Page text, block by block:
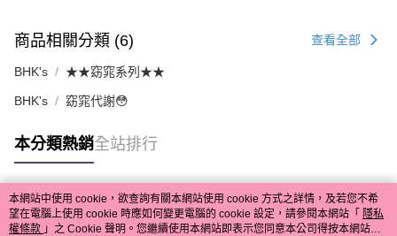
商品相關分類 (6) 查看全部
BHK's ★★窈窕系列★★
BHK's 窈窕代謝😳
本分類熱銷全站排行
熱門標籤
本網站中使用 cookie，欲查詢有關本網站使用 cookie 方式之詳情，及若您不希
望在電腦上使用 cookie 時應如何變更電腦的 cookie 設定，請參閱本網站「 隱私
權條款 」之 Cookie 聲明。您繼續使用本網站即表示您同意本公司得按本網站使